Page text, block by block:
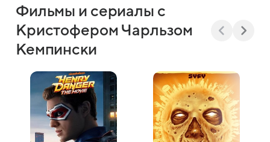
Фильмы и сериалы с
Кристофером Чарльзом
Кемпински